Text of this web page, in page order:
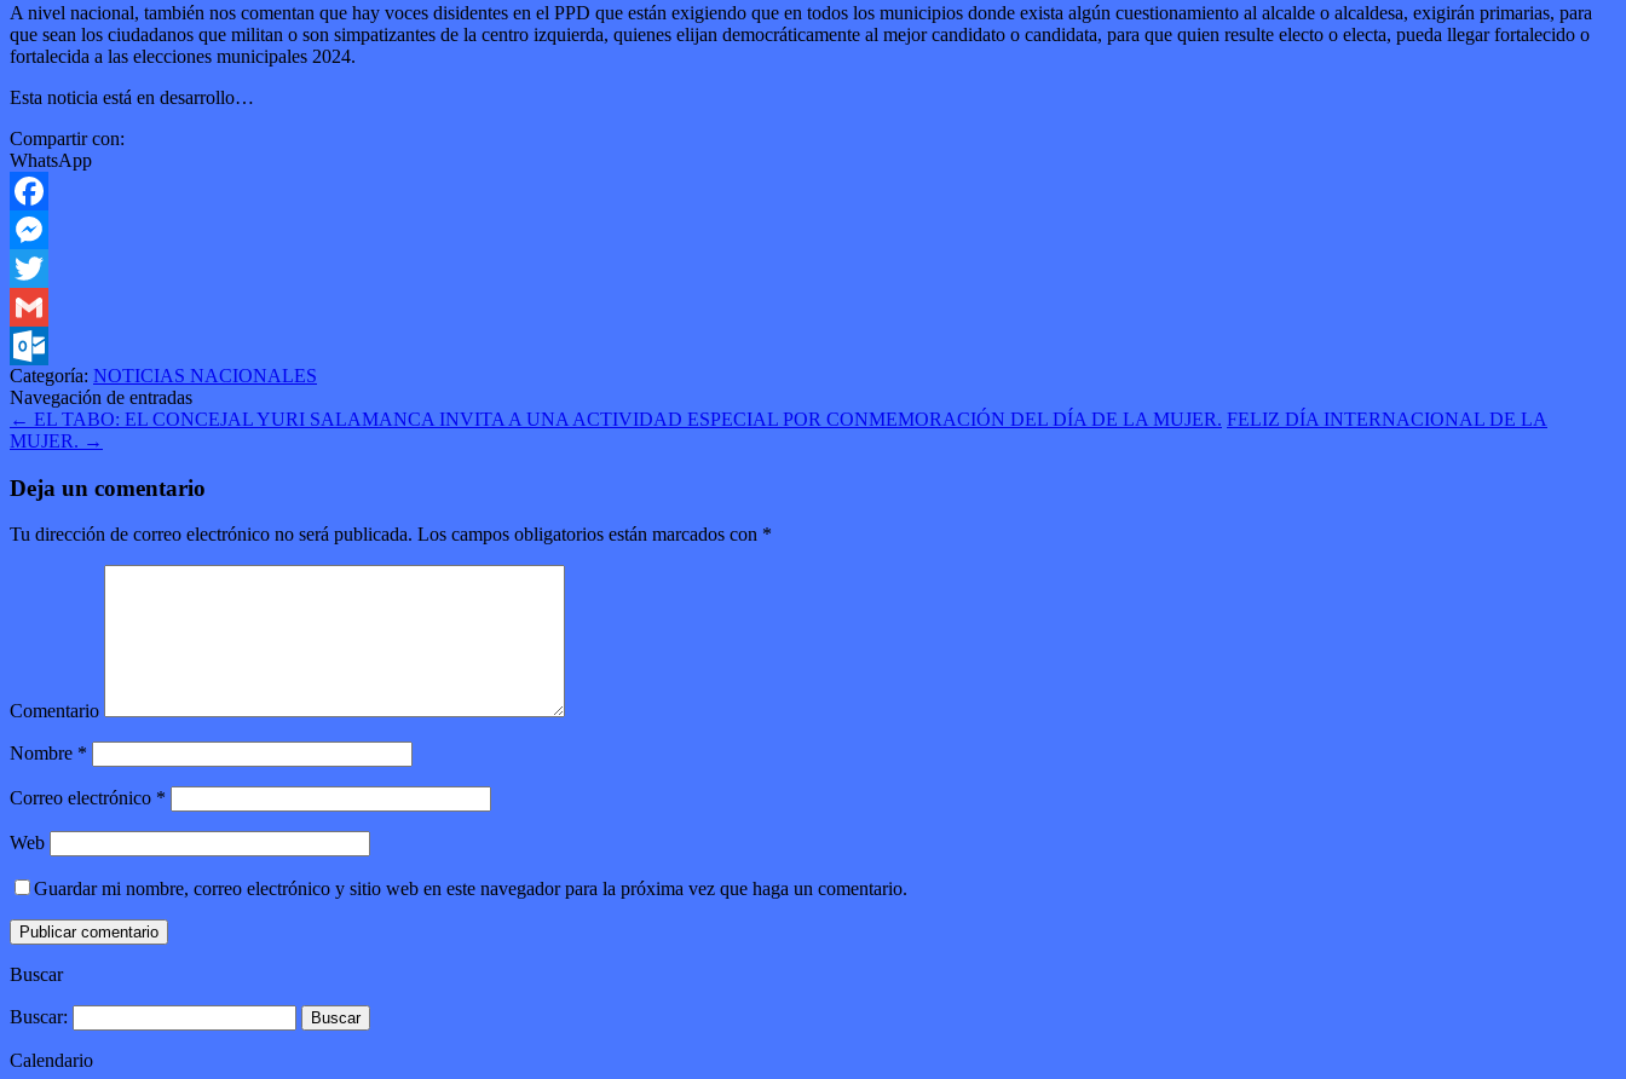
A nivel nacional, también nos comentan que hay voces disidentes en el PPD que están exigiendo que en todos los municipios donde exista algún cuestionamiento al alcalde o alcaldesa, exigirán primarias, para
que sean los ciudadanos que militan o son simpatizantes de la centro izquierda, quienes elijan democráticamente al mejor candidato o candidata, para que quien resulte electo o electa, pueda llegar fortalecido o
fortalecida a las elecciones municipales 2024.
Esta noticia está en desarrollo…
Compartir con:
WhatsApp
Facebook
Messenger
Twitter
Gmail
Outlook.com
Categoría: NOTICIAS NACIONALES
Navegación de entradas
← EL TABO: EL CONCEJAL YURI SALAMANCA INVITA A UNA ACTIVIDAD ESPECIAL POR CONMEMORACIÓN DEL DÍA DE LA MUJER. FELIZ DÍA INTERNACIONAL DE LA
MUJER. →
Deja un comentario
Tu dirección de correo electrónico no será publicada. Los campos obligatorios están marcados con *
Comentario
Nombre *
Correo electrónico *
Web
Guardar mi nombre, correo electrónico y sitio web en este navegador para la próxima vez que haga un comentario.
Buscar
Buscar:
Calendario